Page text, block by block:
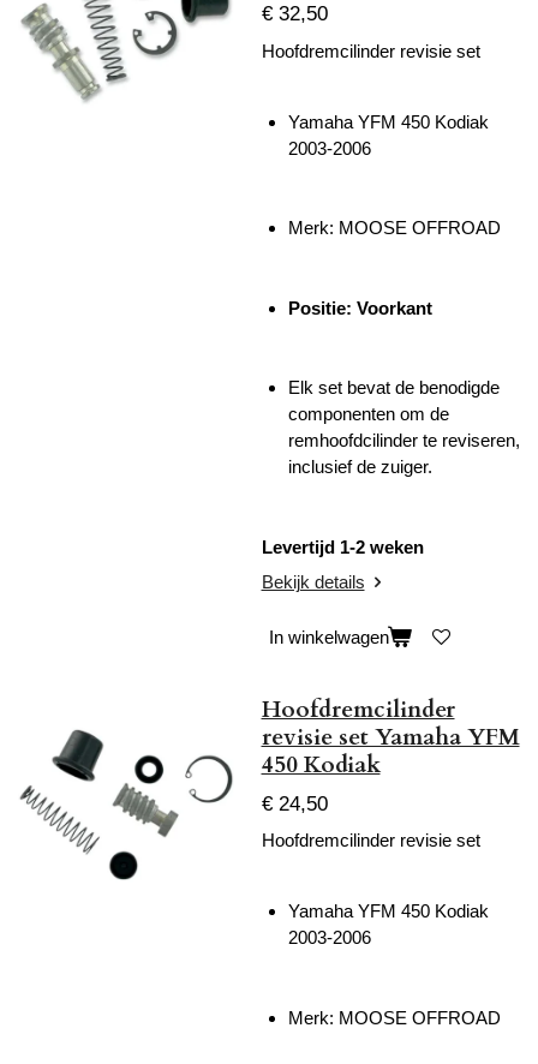
€ 32,50
Hoofdremcilinder revisie set
Yamaha YFM 450 Kodiak
2003-2006
Merk: MOOSE OFFROAD
Positie: Voorkant
Elk set bevat de benodigde
componenten om de
remhoofdcilinder te reviseren,
inclusief de zuiger.
Levertijd 1-2 weken
Bekijk details
In winkelwagen
Hoofdremcilinder
revisie set Yamaha YFM
450 Kodiak
€ 24,50
Hoofdremcilinder revisie set
Yamaha YFM 450 Kodiak
2003-2006
Merk: MOOSE OFFROAD